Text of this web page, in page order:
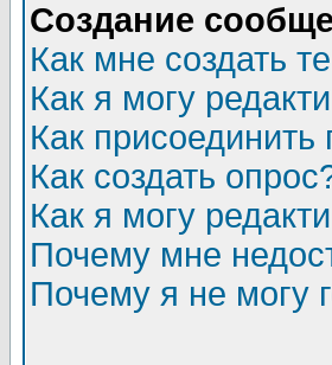
Создание
Как мне создать
Как я могу
Как
Как создать
Как я могу
Почему мне
Почему я не могу